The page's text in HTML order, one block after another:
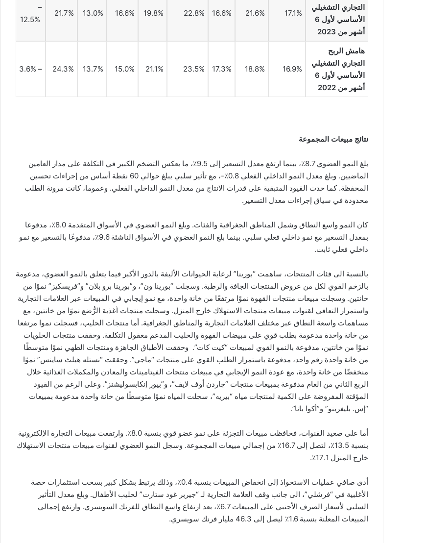
التجاري التشغيلي
الأساسي لأول 6
أشهر من 2023
17.1%
21.6%
16.6%
22.8%
19.8%
16.6%
13.0%
21.7%
–
هامش الربح
التجاري التشغيلي
الأساسي لأول 6
أشهر من 2022
16.9%
18.8%
17.3%
23.5%
21.1%
15.0%
13.7%
24.3%
– 3.6%
نتائج مبيعات المجموعة
بلغ النمو العضوي 8.7٪، بينما ارتفع معدل التسعير إلى 9.5٪، ما يعكس التضخم الكبير في التكلفة على مدار العامين
الماضيين. وبلغ معدل النمو الداخلي الفعلي 0.8٪-، مع تأثير سلبي يبلغ حوالي 60 نقطة أساس من إجراءات تحسين
المحفظة. كما حدت القيود المتبقية على قدرات الانتاج من معدل النمو الداخلي الفعلي. وعموما، كانت مرونة الطلب
محدودة في سياق إجراءات معدل التسعير.
كان النمو واسع النطاق وشمل المناطق الجغرافية والفئات. وبلغ النمو العضوي في الأسواق المتقدمة 8.0٪، مدفوعا
بمعدل التسعير مع نمو داخلي فعلي سلبي. بينما بلغ النمو العضوي في الأسواق الناشئة 9.6٪، مدفوعًا بالتسعير مع نمو
داخلي فعلي ثابت.
بالنسبة الى فئات المنتجات، ساهمت “بورينا” لرعاية الحيوانات الأليفة بالدور الأكبر فيما يتعلق بالنمو العضوي، مدعومة
بالزخم القوي لكل من عروض المنتجات الجافة والرطبة. وسجلت “بورينا ون”، و”بورينا برو بلان” و”فريسكيز” نموًا من
خانتين. وسجلت مبيعات منتجات القهوة نموًا مرتفعًا من خانة واحدة، مع نمو إيجابي في المبيعات عبر العلامات التجارية
واستمرار التعافي لقنوات مبيعات منتجات الاستهلاك خارج المنزل. وسجلت منتجات أغذية الرُّضع نموًا من خانتين، مع
مساهمات واسعة النطاق عبر مختلف العلامات التجارية والمناطق الجغرافية. أما منتجات الحليب، فسجلت نموا مرتفعا
من خانة واحدة مدعومة بطلب قوي على مبيضات القهوة والحليب المدعم معقول التكلفة. وحققت منتجات الحلويات
نموًا من خانتين، مدفوعة بالنمو القوي لمبيعات “كيت كات”. وحققت الأطباق الجاهزة ومنتجات الطهي نموًا متوسطًا
من خانة واحدة رقم واحد، مدفوعة باستمرار الطلب القوي على منتجات “ماجي”. وحققت “نستله هيلث ساينس” نموًا
منخفضًا من خانة واحدة، مع عودة النمو الإيجابي في مبيعات منتجات الفيتامينات والمعادن والمكملات الغذائية خلال
الربع الثاني من العام مدفوعة بمبيعات منتجات “جاردن أوف لايف”، و”بيور إنكابسوليشنز”. وعلى الرغم من القيود
المؤقتة المفروضة على الكمية لمنتجات مياه “بيريه”، سجلت المياه نموًا متوسطًا من خانة واحدة مدعومة بمبيعات
“إس. بليغرينو” و”أكوا بانا”.
أما على صعيد القنوات، فحافظت مبيعات التجزئة على نمو عضو قوي بنسبة 8.0٪. وارتفعت مبيعات التجارة الإلكترونية
بنسبة 13.5٪، لتصل إلى 16.7٪ من إجمالي مبيعات المجموعة. وسجل النمو العضوي لقنوات مبيعات منتجات الاستهلاك
خارج المنزل 17.1٪.
أدى صافي عمليات الاستحواذ إلى انخفاض المبيعات بنسبة 0.4٪، وذلك يرتبط بشكل كبير بسحب استثمارات حصة
الأغلبية في “فرشلي”، الى جانب وقف العلامة التجارية لـ “جيربر غود ستارت” لحليب الأطفال. وبلغ معدل التأثير
السلبي لأسعار الصرف الأجنبي على المبيعات 6.7٪، بعد ارتفاع واسع النطاق للفرنك السويسري. وارتفع إجمالي
المبيعات المعلنة بنسبة 1.6٪ ليصل إلى 46.3 مليار فرنك سويسري.